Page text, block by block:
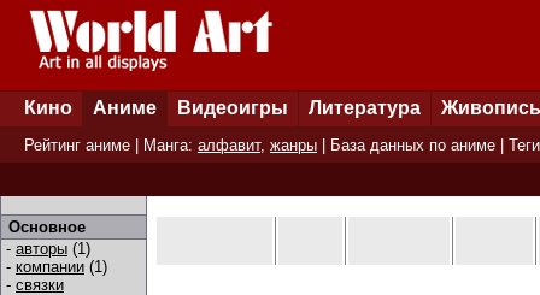
Кино Аниме Видеоигры Литература Живопись
Рейтинг аниме | Манга: алфавит, жанры База данных по аниме Теги
Основное
- авторы (1)
- компании (1)
- связки